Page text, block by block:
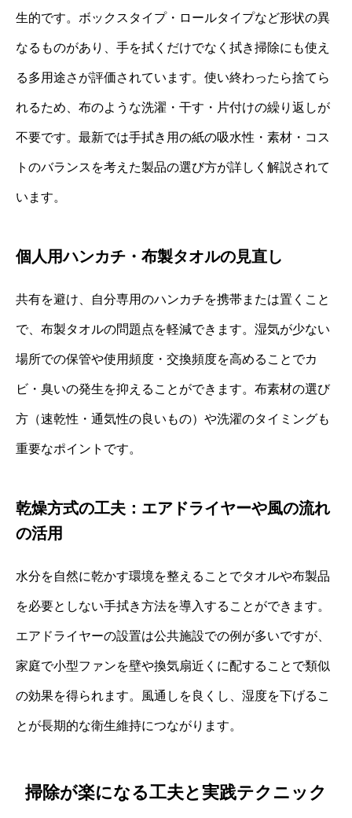
生的です。ボックスタイプ・ロールタイプなど形状の異
なるものがあり、手を拭くだけでなく拭き掃除にも使え
る多用途さが評価されています。使い終わったら捨てら
れるため、布のような洗濯・干す・片付けの繰り返しが
不要です。最新では手拭き用の紙の吸水性・素材・コス
トのバランスを考えた製品の選び方が詳しく解説されて
います。
個人用ハンカチ・布製タオルの見直し
共有を避け、自分専用のハンカチを携帯または置くこと
で、布製タオルの問題点を軽減できます。湿気が少ない
場所での保管や使用頻度・交換頻度を高めることでカ
ビ・臭いの発生を抑えることができます。布素材の選び
方（速乾性・通気性の良いもの）や洗濯のタイミングも
重要なポイントです。
乾燥方式の工夫：エアドライヤーや風の流れ
の活用
水分を自然に乾かす環境を整えることでタオルや布製品
を必要としない手拭き方法を導入することができます。
エアドライヤーの設置は公共施設での例が多いですが、
家庭で小型ファンを壁や換気扇近くに配することで類似
の効果を得られます。風通しを良くし、湿度を下げるこ
とが長期的な衛生維持につながります。
掃除が楽になる工夫と実践テクニック